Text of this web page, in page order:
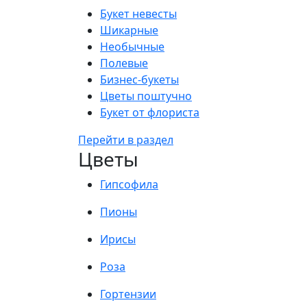
Букет невесты
Шикарные
Необычные
Полевые
Бизнес-букеты
Цветы поштучно
Букет от флориста
Перейти в раздел
Цветы
Гипсофила
Пионы
Ирисы
Роза
Гортензии